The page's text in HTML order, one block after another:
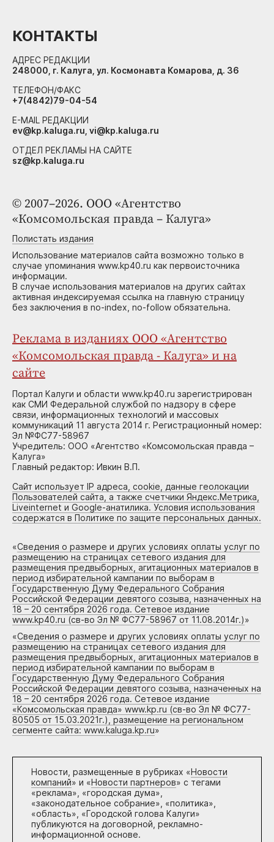
© 2007–2026. ООО «Агентство
«Комсомольская правда – Калуга»
Полистать издания
Использование материалов сайта возможно только в
случае упоминания www.kp40.ru как первоисточника
информации.
В случае использования материалов на других сайтах
активная индексируемая ссылка на главную страницу
без заключения в no-index, no-follow обязательна.
Реклама в изданиях ООО «Агентство
«Комсомольская правда - Калуга» и на
сайте
Портал Калуги и области www.kp40.ru зарегистрирован
как СМИ Федеральной службой по надзору в сфере
связи, информационных технологий и массовых
коммуникаций 11 августа 2014 г. Регистрационный номер:
Эл №ФС77-58967
Учредитель: ООО «Агентство «Комсомольская правда –
Калуга»
Главный редактор: Ивкин В.П.
Сайт использует IP адреса, cookie, данные геолокации
Пользователей сайта, а также счетчики Яндекс.Метрика,
Liveinternet и Google-анатилика. Условия использования
содержатся в Политике по защите персональных данных.
«Сведения о размере и других условиях оплаты услуг по
размещению на страницах сетевого издания для
размещения предвыборных, агитационных материалов в
период избирательной кампании по выборам в
Государственную Думу Федерального Собрания
Российской Федерации девятого созыва, назначенных на
18 – 20 сентября 2026 года. Сетевое издание
www.kp40.ru (св-во Эл № ФС77-58967 от 11.08.2014г.)»
«Сведения о размере и других условиях оплаты услуг по
размещению на страницах сетевого издания для
размещения предвыборных, агитационных материалов в
период избирательной кампании по выборам в
Государственную Думу Федерального Собрания
Российской Федерации девятого созыва, назначенных на
18 – 20 сентября 2026 года. Сетевое издание
«Комсомольская правда» www.kp.ru (св-во Эл № ФС77-
80505 от 15.03.2021г.), размещение на региональном
сегменте сайта: www.kaluga.kp.ru»
Новости, размещенные в рубриках «Новости
компаний» и «Новости партнеров» с тегами
«реклама», «городская дума»,
«законодательное собрание», «политика»,
«область», «Городской голова Калуги»
публикуются на договорной, рекламно-
информационной основе.
КОНТАКТЫ
АДРЕС РЕДАКЦИИ
248000, г. Калуга, ул. Космонавта Комарова, д. 36
ТЕЛЕФОН/ФАКС
+7(4842)79-04-54
E-MAIL РЕДАКЦИИ
ev@kp.kaluga.ru, vi@kp.kaluga.ru
ОТДЕЛ РЕКЛАМЫ НА САЙТЕ
sz@kp.kaluga.ru